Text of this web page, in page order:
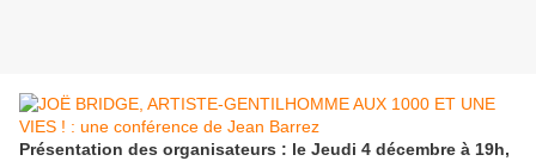
Présentation des organisateurs : le Jeudi 4 décembre à 19h,